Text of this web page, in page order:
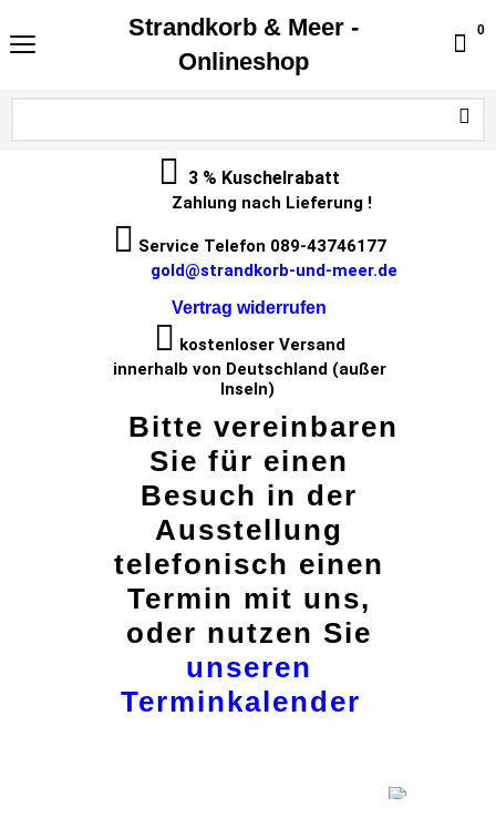
Strandkorb & Meer -
Onlineshop
0
3 % Kuschelrabatt
Zahlung nach Lieferung !
Service Telefon 089-43746177
gold@strandkorb-und-meer.de
Vertrag widerrufen
kostenloser Versand
innerhalb von Deutschland (außer
Inseln)
Bitte vereinbaren
Sie für einen
Besuch in der
Ausstellung
telefonisch einen
Termin mit uns,
oder nutzen Sie
unseren
Terminkalender